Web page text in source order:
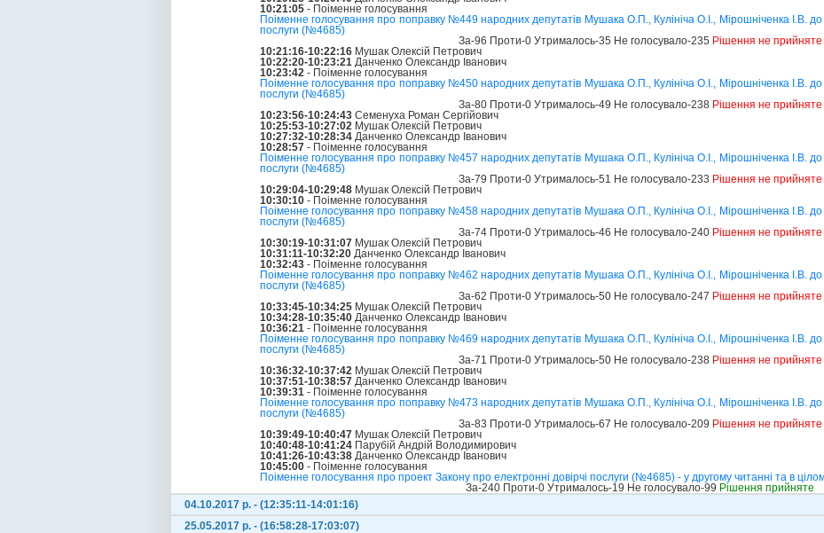
10:21:05 - Поіменне голосування
Поіменне голосування про поправку №449 народних депутатів Мушака О.П., Кулініча О.І., Мірошніченка І.В. до
послуги (№4685)
За-96 Проти-0 Утрималось-35 Не голосувало-235 Рішення не прийняте
10:21:16-10:22:16 Мушак Олексій Петрович
10:22:20-10:23:21 Данченко Олександр Іванович
10:23:42 - Поіменне голосування
Поіменне голосування про поправку №450 народних депутатів Мушака О.П., Кулініча О.І., Мірошніченка І.В. до
послуги (№4685)
За-80 Проти-0 Утрималось-49 Не голосувало-238 Рішення не прийняте
10:23:56-10:24:43 Семенуха Роман Сергійович
10:25:53-10:27:02 Мушак Олексій Петрович
10:27:32-10:28:34 Данченко Олександр Іванович
10:28:57 - Поіменне голосування
Поіменне голосування про поправку №457 народних депутатів Мушака О.П., Кулініча О.І., Мірошніченка І.В. до
послуги (№4685)
За-79 Проти-0 Утрималось-51 Не голосувало-233 Рішення не прийняте
10:29:04-10:29:48 Мушак Олексій Петрович
10:30:10 - Поіменне голосування
Поіменне голосування про поправку №458 народних депутатів Мушака О.П., Кулініча О.І., Мірошніченка І.В. до
послуги (№4685)
За-74 Проти-0 Утрималось-46 Не голосувало-240 Рішення не прийняте
10:30:19-10:31:07 Мушак Олексій Петрович
10:31:11-10:32:20 Данченко Олександр Іванович
10:32:43 - Поіменне голосування
Поіменне голосування про поправку №462 народних депутатів Мушака О.П., Кулініча О.І., Мірошніченка І.В. до
послуги (№4685)
За-62 Проти-0 Утрималось-50 Не голосувало-247 Рішення не прийняте
10:33:45-10:34:25 Мушак Олексій Петрович
10:34:28-10:35:40 Данченко Олександр Іванович
10:36:21 - Поіменне голосування
Поіменне голосування про поправку №469 народних депутатів Мушака О.П., Кулініча О.І., Мірошніченка І.В. до
послуги (№4685)
За-71 Проти-0 Утрималось-50 Не голосувало-238 Рішення не прийняте
10:36:32-10:37:42 Мушак Олексій Петрович
10:37:51-10:38:57 Данченко Олександр Іванович
10:39:31 - Поіменне голосування
Поіменне голосування про поправку №473 народних депутатів Мушака О.П., Кулініча О.І., Мірошніченка І.В. до
послуги (№4685)
За-83 Проти-0 Утрималось-67 Не голосувало-209 Рішення не прийняте
10:39:49-10:40:47 Мушак Олексій Петрович
10:40:48-10:41:24 Парубій Андрій Володимирович
10:41:26-10:43:38 Данченко Олександр Іванович
10:45:00 - Поіменне голосування
Поіменне голосування про проект Закону про електронні довірчі послуги (№4685) - у другому читанні та в
За-240 Проти-0 Утрималось-19 Не голосувало-99 Рішення прийняте
04.10.2017 р. - (12:35:11-14:01:16)
25.05.2017 р. - (16:58:28-17:03:07)